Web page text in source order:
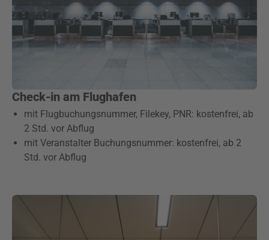
Check-in am Flughafen
mit Flugbuchungsnummer, Filekey, PNR: kostenfrei, ab
2 Std. vor Abflug
mit Veranstalter Buchungsnummer: kostenfrei, ab 2
Std. vor Abflug